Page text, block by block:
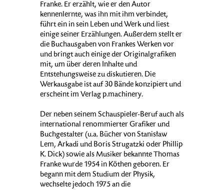
Franke. Er erzählt, wie er den Autor
kennenlernte, was ihn mit ihm verbindet,
führt ein in sein Leben und Werk und liest
einige seiner Erzählungen. Außerdem stellt er
die Buchausgaben von Frankes Werken vor
und bringt auch einige der Originalgrafiken
mit, um über deren Inhalte und
Entstehungsweise zu diskutieren. Die
Werkausgabe ist auf 30 Bände konzipiert und
erscheint im Verlag p.machinery.
Der neben seinem Schauspieler-Beruf auch als
international renommierter Grafiker und
Buchgestalter (u.a. Bücher von Stanisław
Lem, Arkadi und Boris Strugatzki oder Phillip
K. Dick) sowie als Musiker bekannte Thomas
Franke wurde 1954 in Köthen geboren. Er
begann mit dem Studium der Physik,
wechselte jedoch 1975 an die